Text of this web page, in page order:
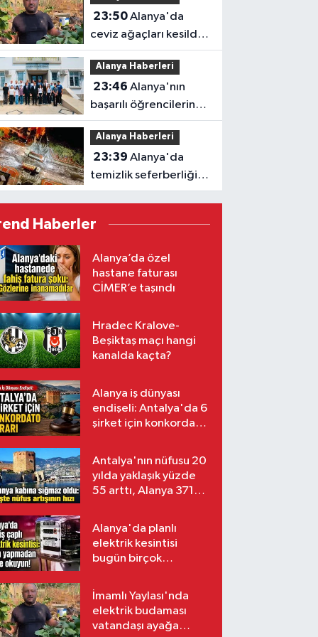
23:50Alanya'da
ceviz ağaçları kesildi,
vatandaş isyan etti
Alanya Haberleri
23:46 Alanya'nın
başarılı öğrencilerine
Kaymakam Öztürk'ten
tebrik
Alanya Haberleri
23:39 Alanya'da
temizlik seferberliği:
Ekipler 7 gün 24 saat
Haberler
Alanya’da özel
hastane faturası
CİMER’e taşındı
Hradec Kralove-
Beşiktaş maçı hangi
kanalda kaçta?
Alanya iş dünyası
endişeli: Antalya'da 6
şirket için konkordato
Antalya'nın nüfusu 20
yılda yaklaşık yüzde
55 arttı, Alanya 371
Alanya'da planlı
elektrik kesintisi
bugün birçok
İmamlı Yaylası'nda
elektrik budaması
vatandaşı ayağa